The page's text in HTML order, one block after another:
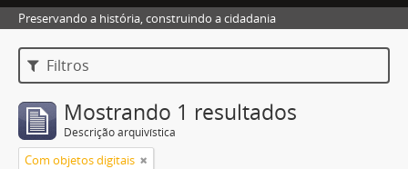
Preservando a história, construindo a cidadania
Filtros
Mostrando 1 resultados
Descrição arquivística
Com objetos digitais